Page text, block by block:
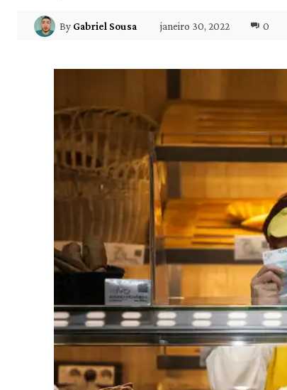
By Gabriel Sousa janeiro 30, 2022 0